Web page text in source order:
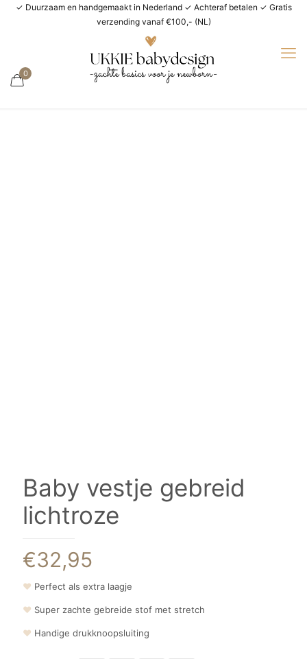
✓ Duurzaam en handgemaakt in Nederland ✓ Achteraf betalen ✓ Gratis
verzending vanaf €100,- (NL)
0
Baby vestje gebreid
lichtroze
€32,95
❤ Perfect als extra laagje
❤ Super zachte gebreide stof met stretch
❤ Handige drukknoopsluiting